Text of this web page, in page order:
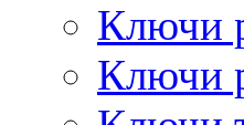
Ключи
Ключи